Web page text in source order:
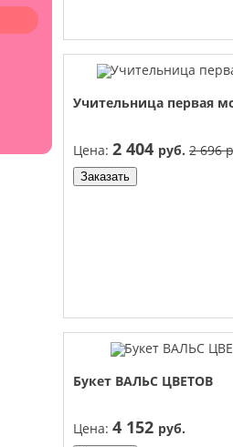
Учительница первая
Цена: 2 404 руб. 2 696
Заказать
Букет ВАЛЬС ЦВЕТОВ
Цена: 4 152 руб.